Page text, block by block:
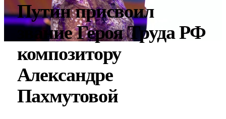
Путин присвоил
звание Героя Труда РФ
композитору
Александре
Пахмутовой